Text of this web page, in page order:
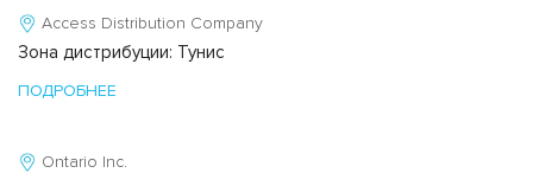
Access Distribution Company
Зона дистрибуции: Тунис
ПОДРОБНЕЕ
Ontario Inc.